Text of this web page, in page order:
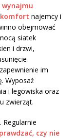
wynajmu
komfort najemcy i
obejmować
siatek
i drzwi,
im
Wyposaż
i legowiska oraz
zwierząt.
czy nie